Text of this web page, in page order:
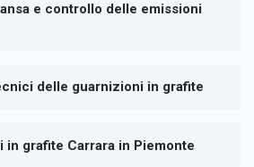
e controllo delle emissioni
delle guarnizioni in grafite
in grafite Carrara in Piemonte